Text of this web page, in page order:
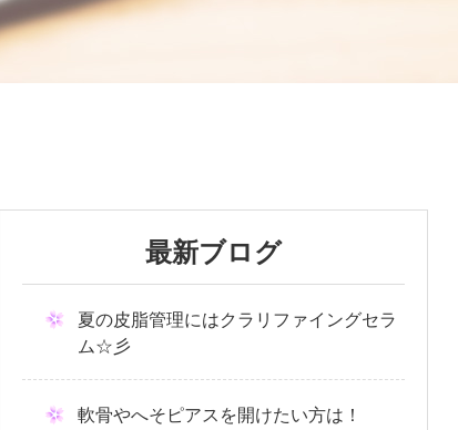
最新ブログ
夏の皮脂管理にはクラリファイングセラ
ム☆彡
軟骨やへそピアスを開けたい方は！